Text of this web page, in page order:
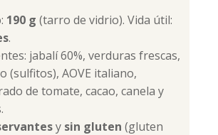
190 g (tarro de vidrio). Vida útil:
.
jabalí 60%, verduras frescas,
(sulfitos), AOVE italiano,
de tomate, cacao, canela y
y sin gluten (gluten